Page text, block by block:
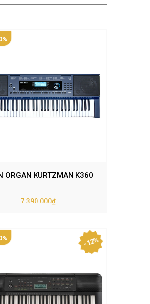
ORGAN KURTZMAN K360
7.390.000₫
- 12%